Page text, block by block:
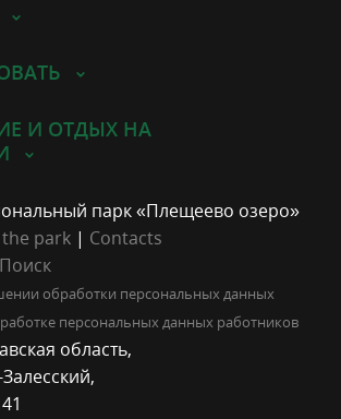
И ОТДЫХ НА
парк «Плещеево озеро»
park | Contacts
Поиск
обработки персональных данных
персональных данных работников
область,